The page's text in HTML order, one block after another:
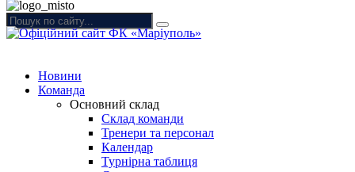
Новини
Команда
Основний склад
Склад команди
Тренери та персонал
Календар
Турнірна таблиця